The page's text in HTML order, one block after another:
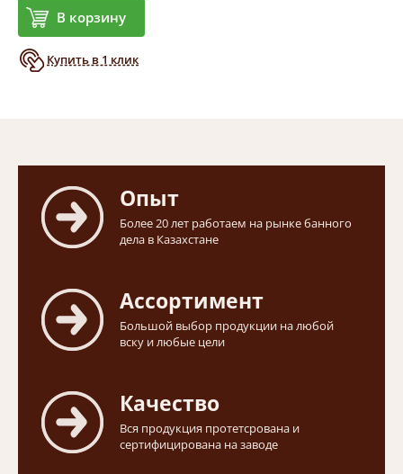
В корзину
Купить в 1 клик
Опыт
Более 20 лет работаем на рынке банного
дела в Казахстане
Ассортимент
Большой выбор продукции на любой
вску и любые цели
Качество
Вся продукция протетсрована и
сертифицирована на заводе